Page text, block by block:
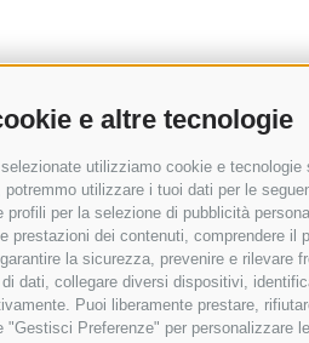
e altre tecnologie
selezionate utilizziamo cookie e
potremmo utilizzare i tuoi dati per le
profili per la selezione di pubblicità
prestazioni dei contenuti, comprendere
la sicurezza, prevenire e rilevare
dati, collegare diversi dispositivi,
Puoi liberamente prestare,
Preferenze" per personalizzare